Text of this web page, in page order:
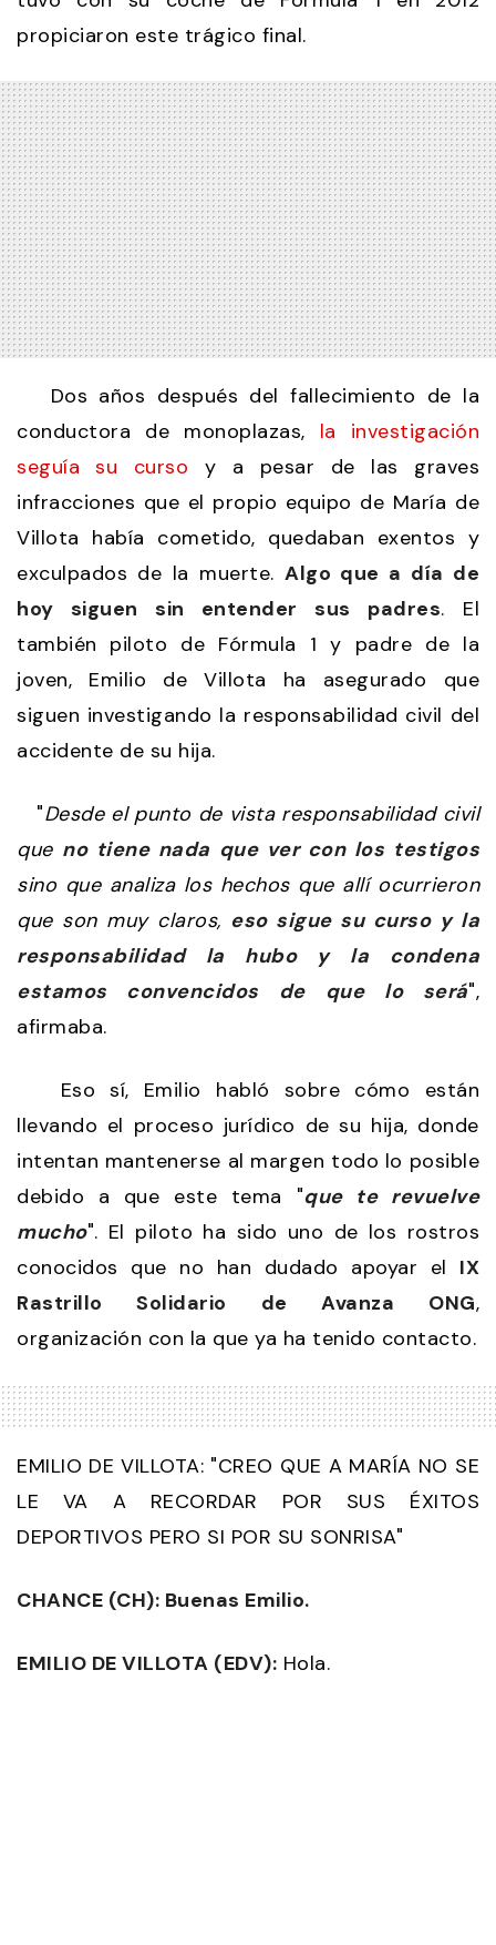
propiciaron este trágico final.
Dos años después del fallecimiento de la
conductora de monoplazas, la investigación
seguía su curso y a pesar de las graves
infracciones que el propio equipo de María de
Villota había cometido, quedaban exentos y
exculpados de la muerte. Algo que a día de
hoy siguen sin entender sus padres. El
también piloto de Fórmula 1 y padre de la
joven, Emilio de Villota ha asegurado que
siguen investigando la responsabilidad civil del
accidente de su hija.
"Desde el punto de vista responsabilidad civil
que no tiene nada que ver con los testigos
sino que analiza los hechos que allí ocurrieron
que son muy claros, eso sigue su curso y la
responsabilidad la hubo y la condena
estamos convencidos de que lo será",
afirmaba.
Eso sí, Emilio habló sobre cómo están
llevando el proceso jurídico de su hija, donde
intentan mantenerse al margen todo lo posible
debido a que este tema "que te revuelve
mucho". El piloto ha sido uno de los rostros
conocidos que no han dudado apoyar el IX
Rastrillo Solidario de Avanza ONG,
organización con la que ya ha tenido contacto.
EMILIO DE VILLOTA: "CREO QUE A MARÍA NO SE
LE VA A RECORDAR POR SUS ÉXITOS
DEPORTIVOS PERO SI POR SU SONRISA"
CHANCE (CH): Buenas Emilio.
EMILIO DE VILLOTA (EDV): Hola.